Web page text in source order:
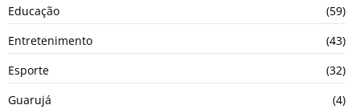
Educação
(59)
Entretenimento
(43)
Esporte
(32)
Guarujá
(4)